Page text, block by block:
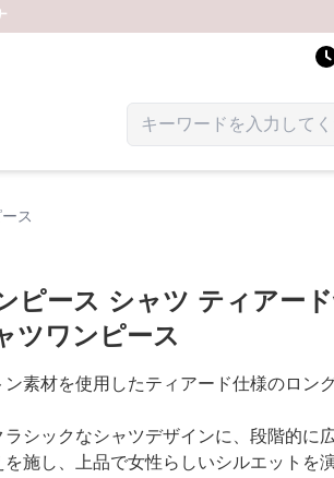
ス
ピース シャツ ティアー
ツワンピース
素材を使用したティアード仕様のロン
シックなシャツデザインに、段階的に
施し、上品で女性らしいシルエットを